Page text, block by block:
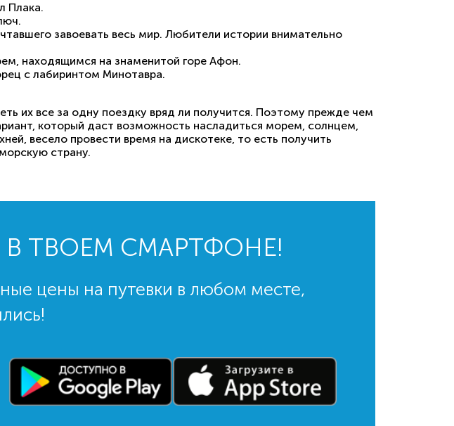
Плака.
завоевать весь мир. Любители истории внимательно
находящимся на знаменитой горе Афон.
с лабиринтом Минотавра.
их все за одну поездку вряд ли получится. Поэтому прежде чем
который даст возможность насладиться морем, солнцем,
весело провести время на дискотеке, то есть получить
страну.
В ТВОЕМ СМАРТФОНЕ!
цены на путевки в любом месте,